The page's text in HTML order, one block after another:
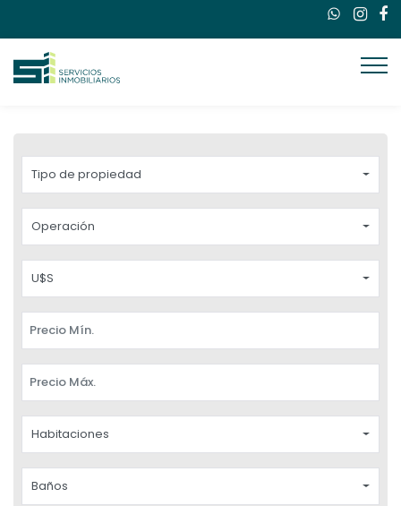
Tipo de propiedad
Operación
U$S
Habitaciones
Baños